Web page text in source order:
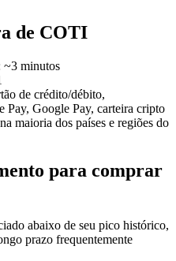
de COTI
~3 minutos
de crédito/débito,
Pay, Google Pay, carteira cripto
maioria dos países e regiões do
para comprar
abaixo de seu pico histórico,
prazo frequentemente